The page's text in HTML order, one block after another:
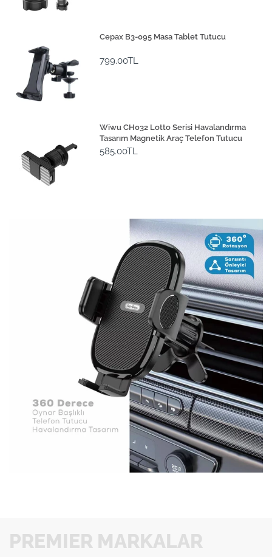
Cepax B3-095 Masa Tablet Tutucu
799.00TL
Wiwu CH032 Lotto Serisi Havalandırma
Tasarım Magnetik Araç Telefon Tutucu
585.00TL
PREMIER MARKALAR